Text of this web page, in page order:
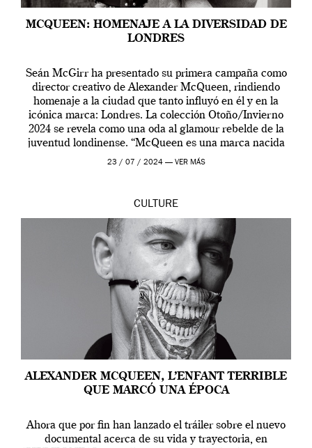
MCQUEEN: HOMENAJE A LA DIVERSIDAD DE
LONDRES
Seán McGirr ha presentado su primera campaña como
director creativo de Alexander McQueen, rindiendo
homenaje a la ciudad que tanto influyó en él y en la
icónica marca: Londres. La colección Otoño/Invierno
2024 se revela como una oda al glamour rebelde de la
juventud londinense. “McQueen es una marca nacida
en Londres y siempre ha […]
23 / 07 / 2024 — VER MÁS
CULTURE
ALEXANDER MCQUEEN, L’ENFANT TERRIBLE
QUE MARCÓ UNA ÉPOCA
Ahora que por fin han lanzado el tráiler sobre el nuevo
documental acerca de su vida y trayectoria, en